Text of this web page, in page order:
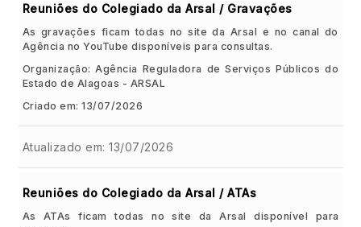
Reuniões do Colegiado da Arsal / Gravações
As gravações ficam todas no site da Arsal e no canal do
Agência no YouTube disponíveis para consultas.
Organização: Agência Reguladora de Serviços Públicos do
Estado de Alagoas - ARSAL
Criado em: 13/07/2026
Atualizado em: 13/07/2026
Reuniões do Colegiado da Arsal / ATAs
As ATAs ficam todas no site da Arsal disponível para